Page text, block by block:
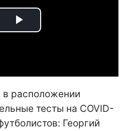
Play
расположении
тесты на COVID-
Георгий